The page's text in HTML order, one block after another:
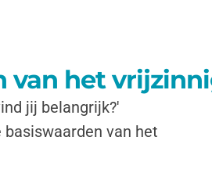
van het
jij belangrijk?'
van het